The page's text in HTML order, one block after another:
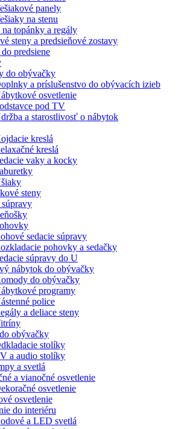
panely
na stenu
topánky a regály
steny a predsieňové zostavy
predsiene
do obývačky
a príslušenstvo do obývacích izieb
osvetlenie
pod TV
a starostlivosť o nábytok
kreslá
kreslá
vaky a kocky
steny
súpravy
sedacie súpravy
pohovky a sedačky
súpravy do U
nábytok do obývačky
do obývačky
programy
police
a deliace steny
obývačky
stolíky
a audio stolíky
a svetlá
a vianočné osvetlenie
osvetlenie
osvetlenie
do interiéru
a LED svetlá